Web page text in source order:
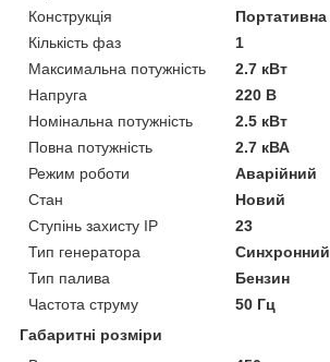
Конструкція
Портативна
Кількість фаз
1
Максимальна потужність
2.7 кВт
Напруга
220 В
Номінальна потужність
2.5 кВт
Повна потужність
2.7 кВА
Режим роботи
Аварійний
Стан
Новий
Ступінь захисту IP
23
Тип генератора
Синхронний
Тип палива
Бензин
Частота струму
50 Гц
Габаритні розміри